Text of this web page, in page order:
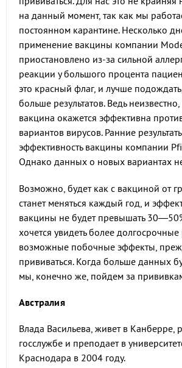
на данный момент, так как мы
постоянном карантине. Несколько
применение вакцины компании
приостановлено из-за сильной
реакции у большого процента
это красный флаг, и лучше
больше результатов. Ведь
вакцина окажется эффективна
вариантов вирусов. Ранние
эффективность вакцины компании
Однако данных о новых вариантах
Возможно, будет как с вакциной от
станет меняться каждый год, и
вакцины не будет превышать
хочется увидеть более долгосрочные
возможные побочные эффекты,
прививаться. Когда больше данных
мы, конечно же, пойдем за
Австралия
Влада Васильева, живет в Канберре,
госслужбе и преподает в
Краснодара в 2004 году.